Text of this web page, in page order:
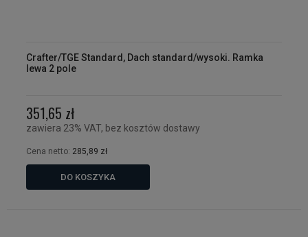
Crafter/TGE Standard, Dach standard/wysoki. Ramka
lewa 2 pole
351,65 zł
zawiera 23% VAT, bez kosztów dostawy
Cena netto: 285,89 zł
DO KOSZYKA